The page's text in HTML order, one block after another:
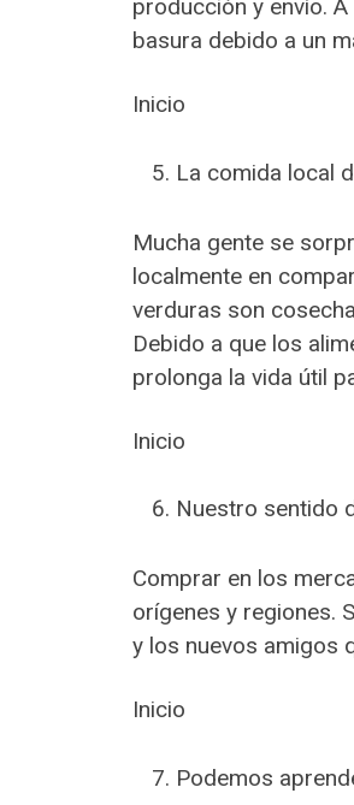
producción y envío.
basura debido a un
Inicio
La comida local
Mucha gente se
localmente en
verduras son
Debido a que los
prolonga la vida útil
Inicio
Nuestro sentido
Comprar en los
orígenes y regiones.
y los nuevos amigos
Inicio
Podemos